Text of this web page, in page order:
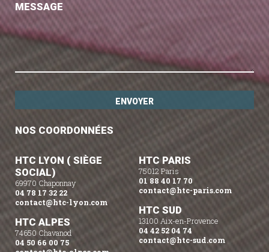
MESSAGE
NOS COORDONNÉES
HTC LYON ( SIÈGE
SOCIAL)
69970 Chaponnay
04 78 17 32 22
contact@htc-lyon.com
HTC ALPES
74650 Chavanod
04 50 66 00 75
HTC PARIS
75012 Paris
01 88 40 17 70
contact@htc-paris.com
HTC SUD
13100 Aix-en-Provence
04 42 52 04 74
contact@htc-sud.com